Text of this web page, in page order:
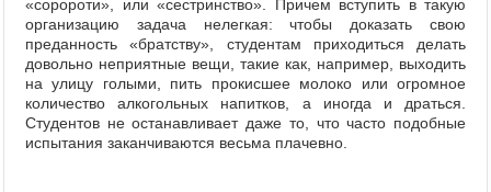
Видеотоп
«соророти», или «сестринство». Причем вступить в такую
организацию задача нелегкая: чтобы доказать свою
преданность «братству», студентам приходиться делать
довольно неприятные вещи, такие как, например, выходить
на улицу голыми, пить прокисшее молоко или огромное
количество алкогольных напитков, а иногда и драться.
Студентов не останавливает даже то, что часто подобные
испытания заканчиваются весьма плачевно.